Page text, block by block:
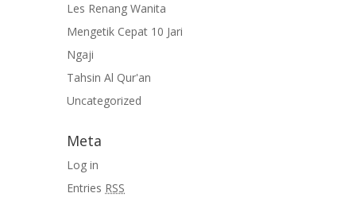
Les Renang Wanita
Mengetik Cepat 10 Jari
Ngaji
Tahsin Al Qur'an
Uncategorized
Meta
Log in
Entries RSS